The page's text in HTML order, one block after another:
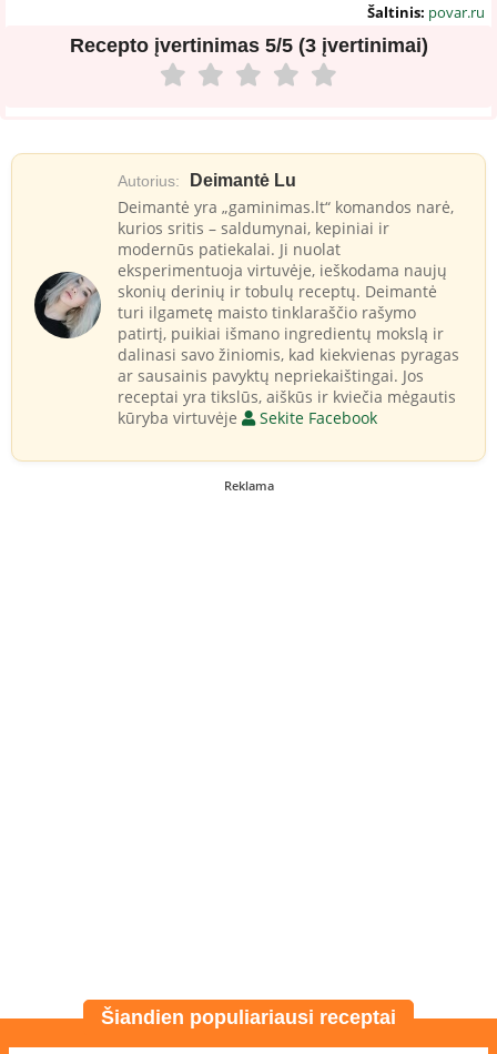
Šaltinis: povar.ru
Recepto įvertinimas 5/5 (3 įvertinimai)
Autorius: Deimantė Lu
Deimantė yra „gaminimas.lt“ komandos narė,
kurios sritis – saldumynai, kepiniai ir
modernūs patiekalai. Ji nuolat
eksperimentuoja virtuvėje, ieškodama naujų
skonių derinių ir tobulų receptų. Deimantė
turi ilgametę maisto tinklaraščio rašymo
patirtį, puikiai išmano ingredientų mokslą ir
dalinasi savo žiniomis, kad kiekvienas pyragas
ar sausainis pavyktų nepriekaištingai. Jos
receptai yra tikslūs, aiškūs ir kviečia mėgautis
kūryba virtuvėje
Sekite Facebook
Reklama
Šiandien populiariausi receptai